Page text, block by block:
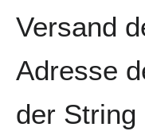
Versand
Adresse
der String